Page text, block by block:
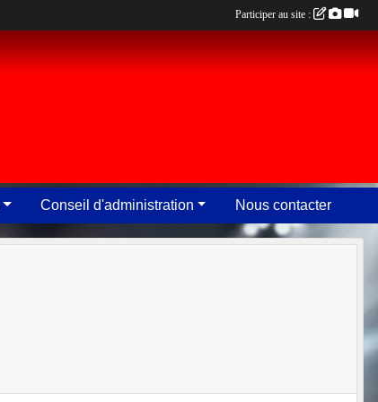
Conseil d'administration Nous contacter
Participer au site :